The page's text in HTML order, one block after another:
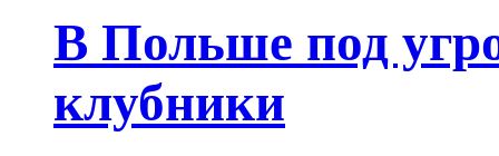
В Польше под
клубники